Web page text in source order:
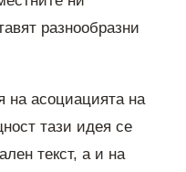
разнообразни
на асоциацията на
тази идея се
текст, а и на